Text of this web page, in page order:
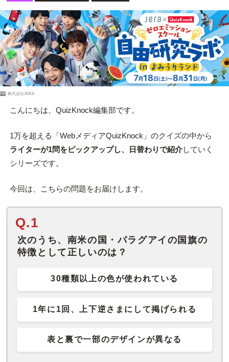
PR 株式会社JERA
こんにちは、QuizKnock編集部です。
1万を超える「WebメディアQuizKnock」のクイズの中から
ライターが1問をピックアップし、日替わりで紹介していく
シリーズです。
今回は、こちらの問題をお届けします。
Q.1
次のうち、南米の国・パラグアイの国旗の
特徴として正しいのは？
30種類以上の色が使われている
1年に1回、上下逆さまにして掲げられる
表と裏で一部のデザインが異なる